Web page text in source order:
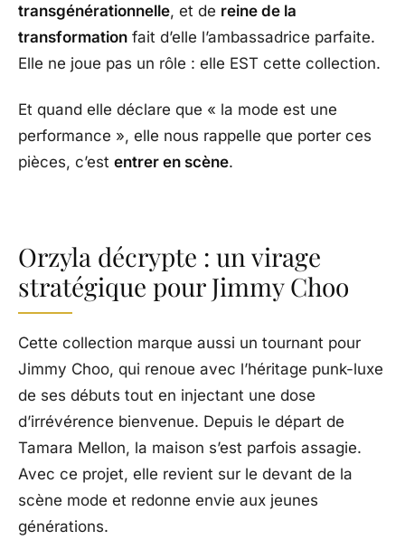
transgénérationnelle, et de reine de la
transformation fait d’elle l’ambassadrice parfaite.
Elle ne joue pas un rôle : elle EST cette collection.
Et quand elle déclare que « la mode est une
performance », elle nous rappelle que porter ces
pièces, c’est entrer en scène.
Orzyla décrypte : un virage
stratégique pour Jimmy Choo
Cette collection marque aussi un tournant pour
Jimmy Choo, qui renoue avec l’héritage punk-luxe
de ses débuts tout en injectant une dose
d’irrévérence bienvenue. Depuis le départ de
Tamara Mellon, la maison s’est parfois assagie.
Avec ce projet, elle revient sur le devant de la
scène mode et redonne envie aux jeunes
générations.